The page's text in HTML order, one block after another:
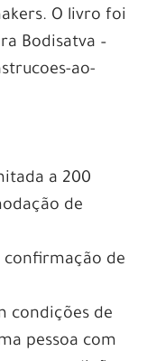
O livro foi
Bodisatva –
ao-
a 200
de
confirmação de
condições de
pessoa com